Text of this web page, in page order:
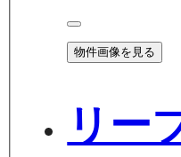
物件画像を見る
リー